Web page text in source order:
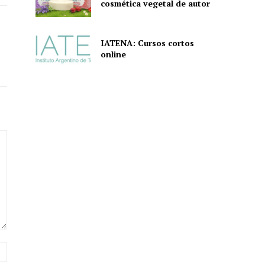
cosmética vegetal de autor
IATENA: Cursos cortos
online